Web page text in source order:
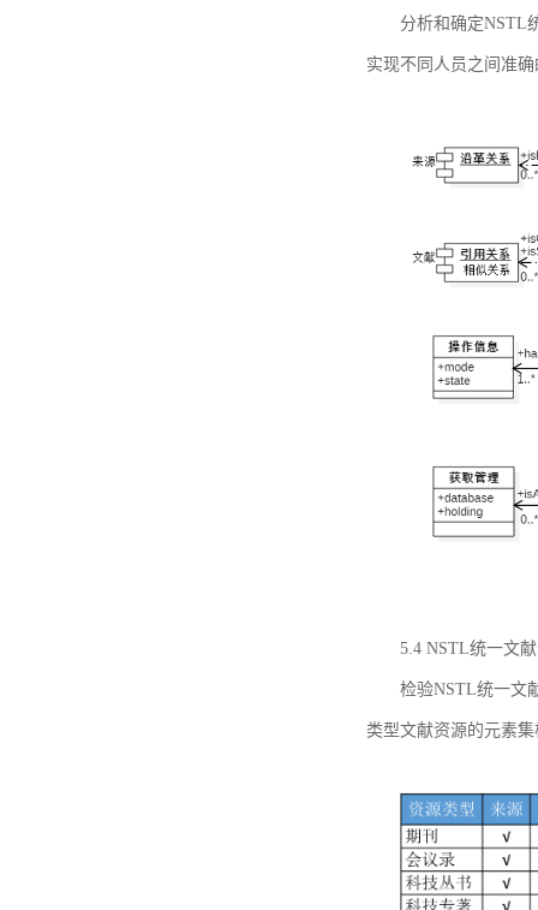
分析和确定NSTL
实现不同人员之间准
5.4 NSTL统一文
检验NSTL统一文
类型文献资源的元素